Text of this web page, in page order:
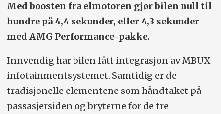
Med boosten fra elmotoren gjør bilen null til
hundre på 4,4 sekunder, eller 4,3 sekunder
med AMG Performance-pakke.
Innvendig har bilen fått integrasjon av MBUX-
infotainmentsystemet. Samtidig er de
tradisjonelle elementene som håndtaket på
passasjersiden og bryterne for de tre